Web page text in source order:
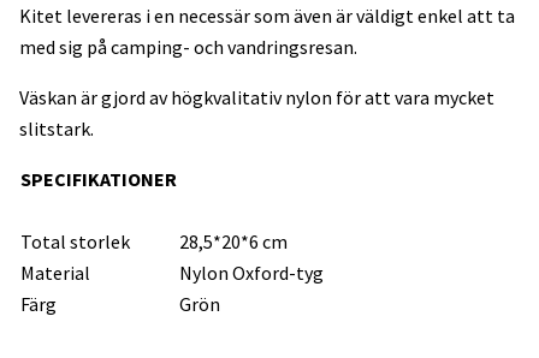
Kitet levereras i en necessär som även är väldigt enkel att ta
med sig på camping- och vandringsresan.
Väskan är gjord av högkvalitativ nylon för att vara mycket
slitstark.
SPECIFIKATIONER
Total storlek
28,5*20*6 cm
Material
Nylon Oxford-tyg
Färg
Grön